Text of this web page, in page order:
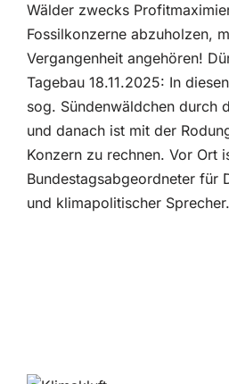
Wälder zwecks
Fossilkonzerne abzuholzen,
Vergangenheit angehören!
Tagebau 18.11.2025: In
sog. Sündenwäldchen durch
und danach ist mit der
Konzern zu rechnen. Vor Ort
Bundestagsabgeordneter für
und klimapolitischer